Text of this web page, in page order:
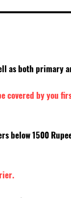
as both primary
covered by you
below 1500